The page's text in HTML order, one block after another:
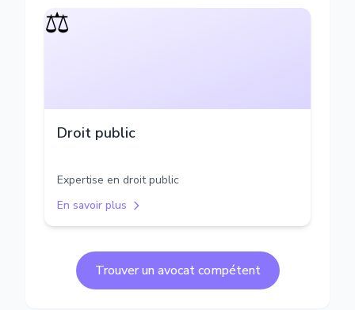
⚖️
Droit public
Expertise en droit public
En savoir plus
Trouver un avocat compétent